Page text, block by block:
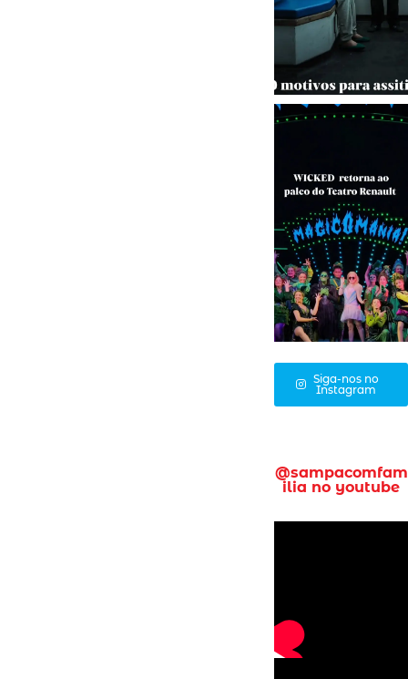
Siga-nos no
Instagram
@sampacomfam
ilia no youtube